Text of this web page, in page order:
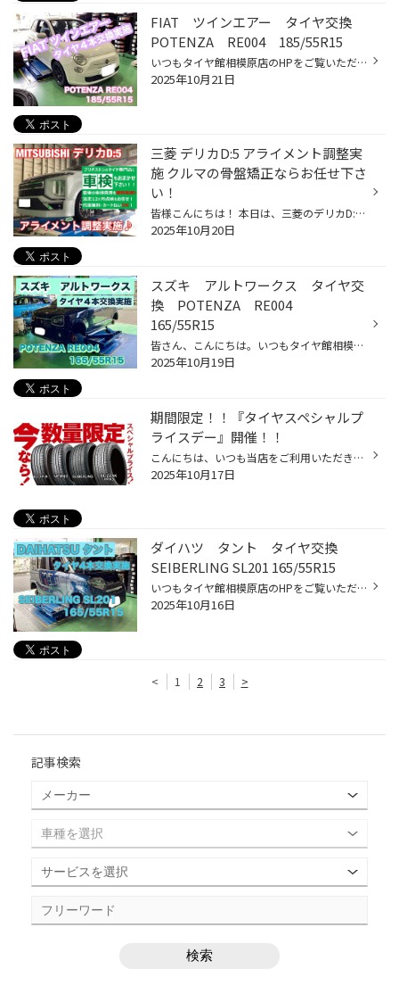
FIAT ツインエアー タイヤ交換
POTENZA RE004 185/55R15
いつもタイヤ館相模原店のHPをご覧いただきありがとうございます。 今回タイヤ交換させていただいたお車は”FIATのツインエアー！ タイヤの種類・サイズはPOTENZA アドレナリン RE004・185/55R15になります！！ ハブ防錆コーティングも一緒に実施しました。 交換するタイヤ「POTENZA Adrenalin RE004...
2025年10月21日
三菱 デリカD:5 アライメント調整実
施 クルマの骨盤矯正ならお任せ下さ
い！
皆様こんにちは！ 本日は、三菱のデリカD:5にアライメント調整を 実施いたしましたのでご紹介いたします。 当店のWEBを見てご来店頂きました！ ありがとうございます♪m(_ _)m では、さっそく見ていきましょう！ 今回調整する箇所は『フロント・リアトー』4箇所になります。 左フロント以外は大きく...
2025年10月20日
スズキ アルトワークス タイヤ交
換 POTENZA RE004
165/55R15
皆さん、こんにちは。いつもタイヤ館相模原店のHPをご覧いただきありがとうございます。 今回はスズキ・アルトワークスのタイヤ交換をご紹介致します。 交換するタイヤは”POTENZA Adrenalin RE004 165/55R15”です。 こちらのタイヤの特徴！！ ＊幅広い車種に対応 ＊グリップ性能は高く耐摩耗性も優...
2025年10月19日
期間限定！！『タイヤスペシャルプ
ライスデー』開催！！
こんにちは、いつも当店をご利用いただきましてありがとうございます。 本日より、コクピット・タイヤ館におきまして、 期間限定！ サイズ限定！！ 数量限定！！！ お得にお買い求めいただける、「タイヤスペシャルプライスデー」がスタートします！ お得なタイヤのご紹介！！ ワゴンR、N-BOX、タン...
2025年10月17日
ダイハツ タント タイヤ交換
SEIBERLING SL201 165/55R15
いつもタイヤ館相模原店のHPをご覧いただきありがとうございます。 今日はダイハツ・タントのタイヤ交換を実施しました。 交換するタイヤは「SEIBERLING SL201」165/55R15 ◎タイヤの性能にこだわりはなく、価格を重視したい方にオススメ！ ◎海外製のタイヤで価格・安心の両方とりたい！ そういった...
2025年10月16日
< 1 2 3 >
記事検索